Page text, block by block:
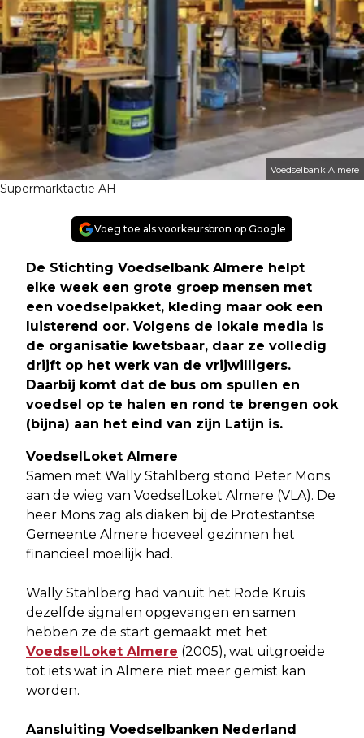
Voedselbank Almere
Supermarktactie AH
Voeg toe als voorkeursbron op Google
De Stichting Voedselbank Almere helpt
elke week een grote groep mensen met
een voedselpakket, kleding maar ook een
luisterend oor. Volgens de lokale media is
de organisatie kwetsbaar, daar ze volledig
drijft op het werk van de vrijwilligers.
Daarbij komt dat de bus om spullen en
voedsel op te halen en rond te brengen ook
(bijna) aan het eind van zijn Latijn is.
VoedselLoket Almere
Samen met Wally Stahlberg stond Peter Mons
aan de wieg van VoedselLoket Almere (VLA). De
heer Mons zag als diaken bij de Protestantse
Gemeente Almere hoeveel gezinnen het
financieel moeilijk had.
Wally Stahlberg had vanuit het Rode Kruis
dezelfde signalen opgevangen en samen
hebben ze de start gemaakt met het
VoedselLoket Almere (2005), wat uitgroeide
tot iets wat in Almere niet meer gemist kan
worden.
Aansluiting Voedselbanken Nederland